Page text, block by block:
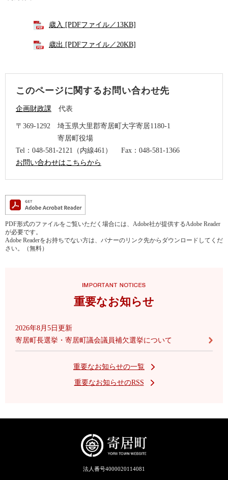
歳入 [PDFファイル／13KB]
歳出 [PDFファイル／20KB]
このページに関するお問い合わせ先
企画財政課 代表
〒369-1292
埼玉県大里郡寄居町大字寄居1180-1
寄居町役場
Tel：048-581-2121（内線461）
Fax：048-581-1366
お問い合わせはこちらから
PDF形式のファイルをご覧いただく場合には、Adobe社が提供するAdobe Reader
が必要です。
Adobe Readerをお持ちでない方は、バナーのリンク先からダウンロードしてくだ
さい。（無料）
重要なお知らせ
2026年8月5日更新
寄居町長選挙・寄居町議会議員補欠選挙について
重要なお知らせの一覧
重要なお知らせのRSS
法人番号4000020114081